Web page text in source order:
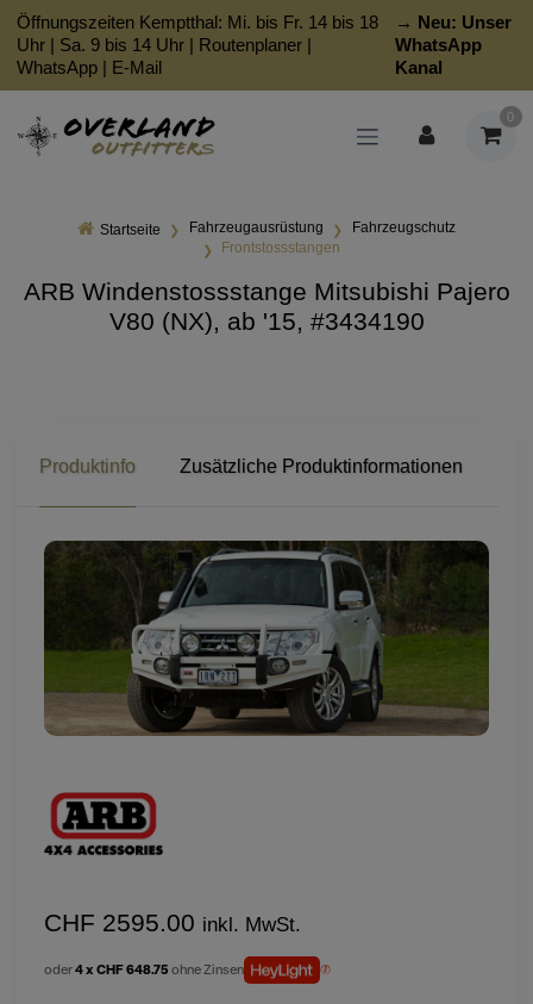
Öffnungszeiten Kemptthal: Mi. bis Fr. 14 bis 18
Uhr | Sa. 9 bis 14 Uhr | Routenplaner |
WhatsApp | E-Mail
→ Neu: Unser
WhatsApp
Kanal
0
Startseite Fahrzeugausrüstung
Fahrzeugschutz
Frontstossstangen
ARB Windenstossstange Mitsubishi Pajero
V80 (NX), ab '15, #3434190
Produktinfo Zusätzliche Produktinformationen
CHF 2595.00 inkl. MwSt.
oder4 x CHF 648.75 ohne Zinsen